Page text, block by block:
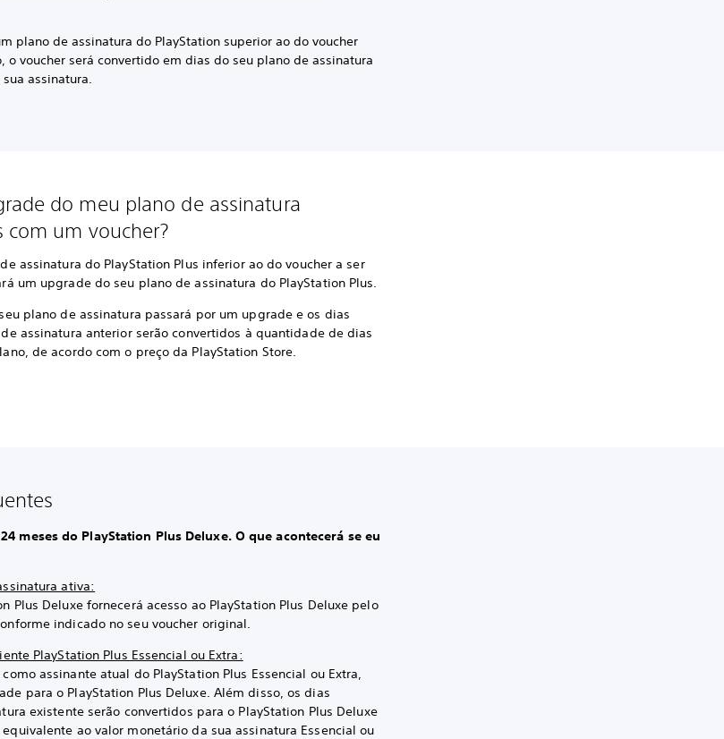
plano de assinatura do PlayStation superior ao do voucher
o voucher será convertido em dias do seu plano de assinatura
assinatura.
do meu plano de assinatura
com um voucher?
assinatura do PlayStation Plus inferior ao do voucher a ser
um upgrade do seu plano de assinatura do PlayStation Plus.
plano de assinatura passará por um upgrade e os dias
assinatura anterior serão convertidos à quantidade de dias
de acordo com o preço da PlayStation Store.
meses do PlayStation Plus Deluxe. O que acontecerá se eu
ativa:
Plus Deluxe fornecerá acesso ao PlayStation Plus Deluxe pelo
indicado no seu voucher original.
PlayStation Plus Essencial ou Extra:
assinante atual do PlayStation Plus Essencial ou Extra,
para o PlayStation Plus Deluxe. Além disso, os dias
existente serão convertidos para o PlayStation Plus Deluxe
ao valor monetário da sua assinatura Essencial ou